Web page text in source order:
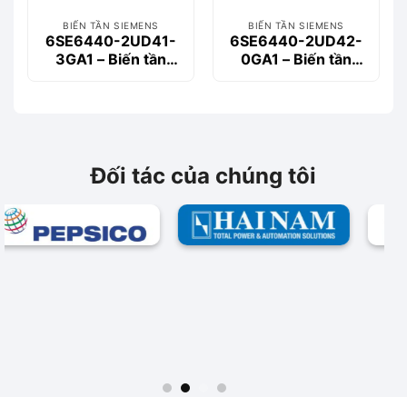
BIẾN TẦN SIEMENS
6SE6440-2UD41-
3GA1 – Biến tần
BIẾN TẦN SIEMENS
6SE6440-2UD42-
0GA1 – Biến tần
Đối tác của chúng tôi